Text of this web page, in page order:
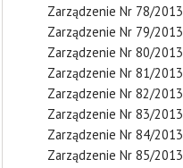
Zarządzenie Nr 78/2013
Zarządzenie Nr 79/2013
Zarządzenie Nr 80/2013
Zarządzenie Nr 81/2013
Zarządzenie Nr 82/2013
Zarządzenie Nr 83/2013
Zarządzenie Nr 84/2013
Zarządzenie Nr 85/2013